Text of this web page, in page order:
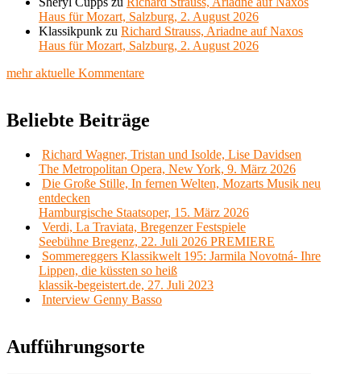
Haus für Mozart, Salzburg, 2. August 2026
Klassikpunk zu Richard Strauss, Ariadne auf Naxos
Haus für Mozart, Salzburg, 2. August 2026
mehr aktuelle Kommentare
Beliebte Beiträge
Richard Wagner, Tristan und Isolde, Lise Davidsen
The Metropolitan Opera, New York, 9. März 2026
Die Große Stille, In fernen Welten, Mozarts Musik neu
entdecken
Hamburgische Staatsoper, 15. März 2026
Verdi, La Traviata, Bregenzer Festspiele
Seebühne Bregenz, 22. Juli 2026 PREMIERE
Sommereggers Klassikwelt 195: Jarmila Novotná- Ihre
Lippen, die küssten so heiß
klassik-begeistert.de, 27. Juli 2023
Interview Genny Basso
Aufführungsorte